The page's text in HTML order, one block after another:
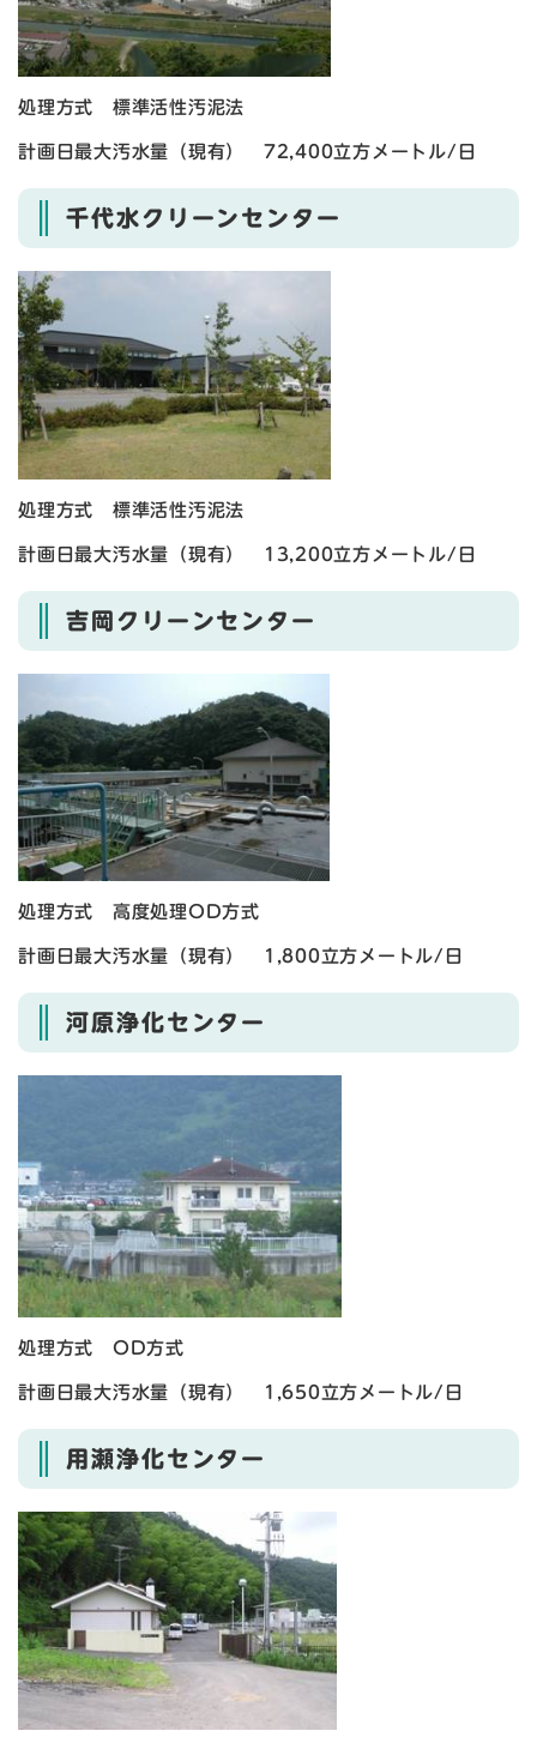
処理方式 標準活性汚泥法
計画日最大汚水量（現有） 72,400立方メートル/日
千代水クリーンセンター
処理方式 標準活性汚泥法
計画日最大汚水量（現有） 13,200立方メートル/日
吉岡クリーンセンター
処理方式 高度処理OD方式
計画日最大汚水量（現有） 1,800立方メートル/日
河原浄化センター
処理方式 OD方式
計画日最大汚水量（現有） 1,650立方メートル/日
用瀬浄化センター